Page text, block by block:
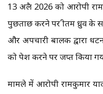
13 अप्रैल 2026 को आरोपी
पुछताछ करने पर प्रीतम ध्रुव के
और अपचारी बालक द्वारा
को पेश करने पर जप्त किया
मामले में आरोपी रामकुमार